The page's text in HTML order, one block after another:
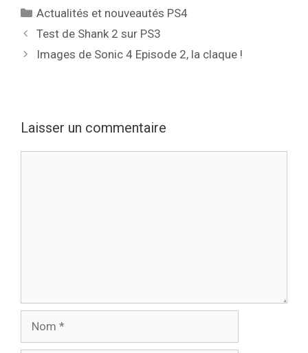
Catégories
Actualités et nouveautés PS4
Test de Shank 2 sur PS3
Images de Sonic 4 Episode 2, la claque !
Laisser un commentaire